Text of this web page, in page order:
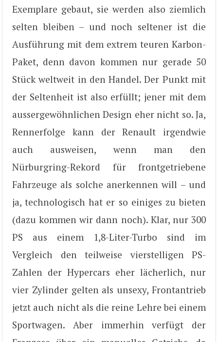
Exemplare gebaut, sie werden also ziemlich
selten bleiben – und noch seltener ist die
Ausführung mit dem extrem teuren Karbon-
Paket, denn davon kommen nur gerade 50
Stück weltweit in den Handel. Der Punkt mit
der Seltenheit ist also erfüllt; jener mit dem
aussergewöhnlichen Design eher nicht so. Ja,
Rennerfolge kann der Renault irgendwie
auch ausweisen, wenn man den
Nürburgring-Rekord für frontgetriebene
Fahrzeuge als solche anerkennen will – und
ja, technologisch hat er so einiges zu bieten
(dazu kommen wir dann noch). Klar, nur 300
PS aus einem 1,8-Liter-Turbo sind im
Vergleich den teilweise vierstelligen PS-
Zahlen der Hypercars eher lächerlich, nur
vier Zylinder gelten als unsexy, Frontantrieb
jetzt auch nicht als die reine Lehre bei einem
Sportwagen. Aber immerhin verfügt der